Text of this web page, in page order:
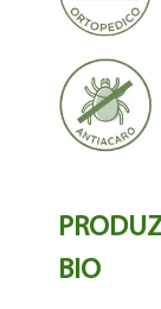
BIO